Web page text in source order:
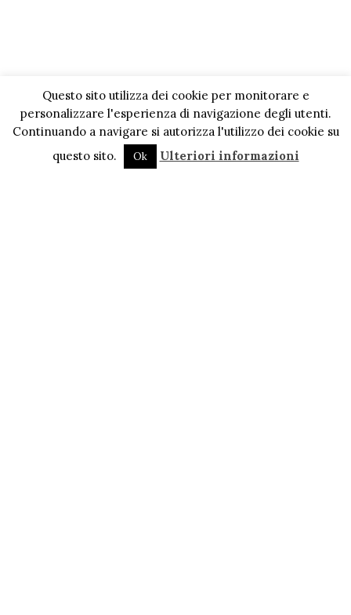
Questo sito utilizza dei cookie per monitorare e
personalizzare l'esperienza di navigazione degli utenti.
Continuando a navigare si autorizza l'utilizzo dei cookie su
questo sito.
Ok Ulteriori informazioni